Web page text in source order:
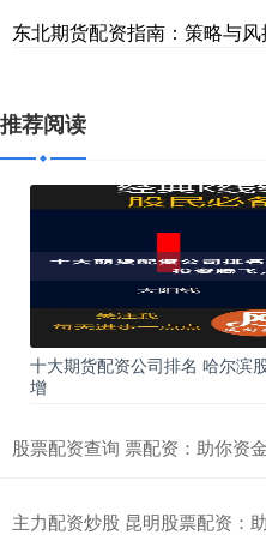
东北期货配资指南：策略与
推荐阅读
十大期货配资公司排名 哈尔滨
增
股票配资查询 票配资：助你资
主力配资炒股 昆明股票配资：